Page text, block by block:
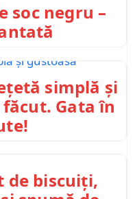
soc negru –
simplă și
Gata în
de biscuiți,